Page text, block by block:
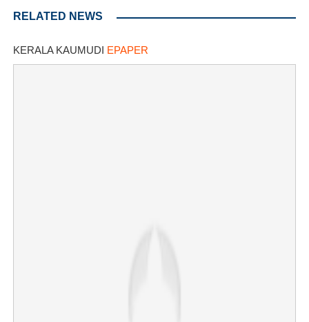
RELATED NEWS
KERALA KAUMUDI EPAPER